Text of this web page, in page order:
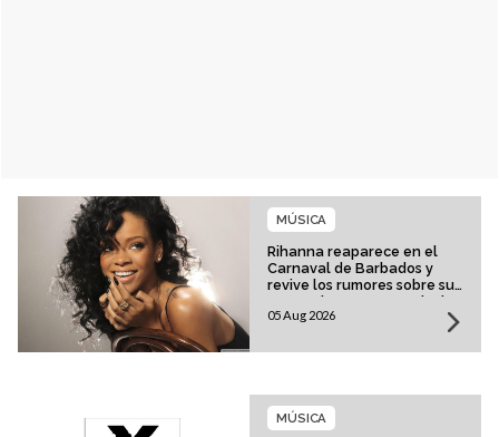
Rihanna reaparece en el
Carnaval de Barbados y
revive los rumores sobre su
esperado regreso musical
MÚSICA
05 Aug 2026
MÚSICA